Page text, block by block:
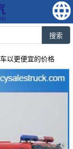
搜索
以更便宜的价格